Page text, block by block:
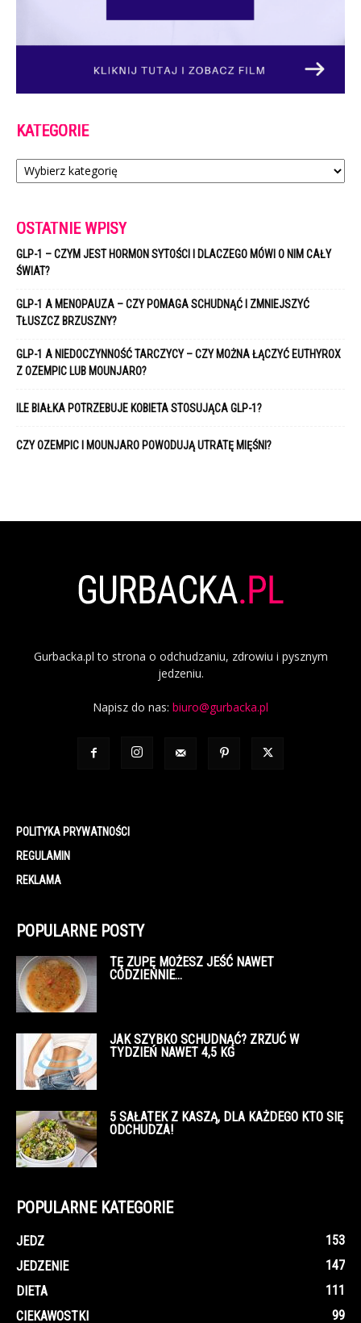
KATEGORIE
Kategorie
OSTATNIE WPISY
GLP-1 – CZYM JEST HORMON SYTOŚCI I DLACZEGO MÓWI O NIM CAŁY
ŚWIAT?
GLP-1 A MENOPAUZA – CZY POMAGA SCHUDNĄĆ I ZMNIEJSZYĆ
TŁUSZCZ BRZUSZNY?
GLP-1 A NIEDOCZYNNOŚĆ TARCZYCY – CZY MOŻNA ŁĄCZYĆ EUTHYROX
Z OZEMPIC LUB MOUNJARO?
ILE BIAŁKA POTRZEBUJE KOBIETA STOSUJĄCA GLP-1?
CZY OZEMPIC I MOUNJARO POWODUJĄ UTRATĘ MIĘŚNI?
Gurbacka.pl to strona o odchudzaniu, zdrowiu i pysznym
jedzeniu.
Napisz do nas: biuro@gurbacka.pl
POLITYKA PRYWATNOŚCI
REGULAMIN
REKLAMA
POPULARNE POSTY
TĘ ZUPĘ MOŻESZ JEŚĆ NAWET
CODZIENNIE…
JAK SZYBKO SCHUDNĄĆ? ZRZUĆ W
TYDZIEŃ NAWET 4,5 KG
5 SAŁATEK Z KASZĄ, DLA KAŻDEGO KTO SIĘ
ODCHUDZA!
POPULARNE KATEGORIE
JEDZ
153
JEDZENIE
147
DIETA
111
CIEKAWOSTKI
99